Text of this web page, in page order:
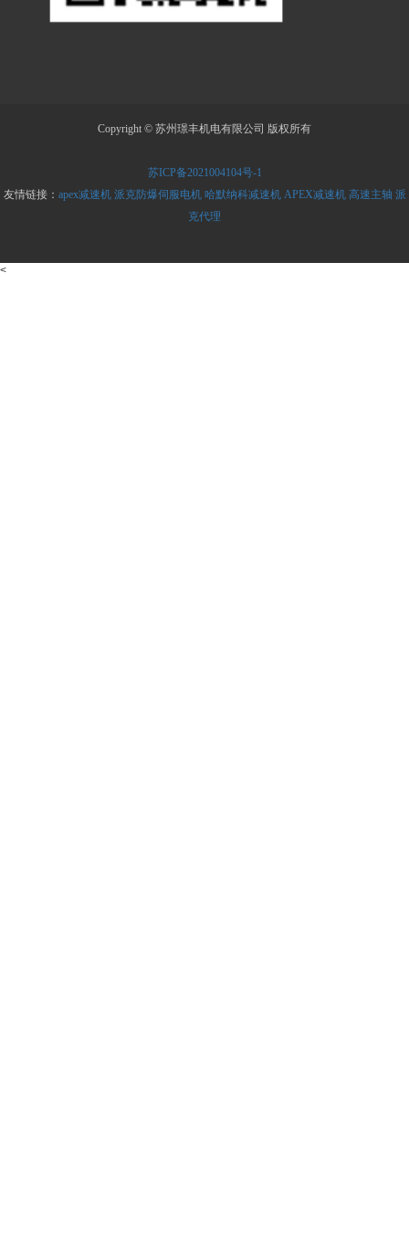
Copyright © 苏州璟丰机电有限公司 版权所有
苏ICP备2021004104号-1
友情链接： apex减速机 派克防爆伺服电机 哈默纳科减速机 APEX减速机 高速主轴 派
克代理
<